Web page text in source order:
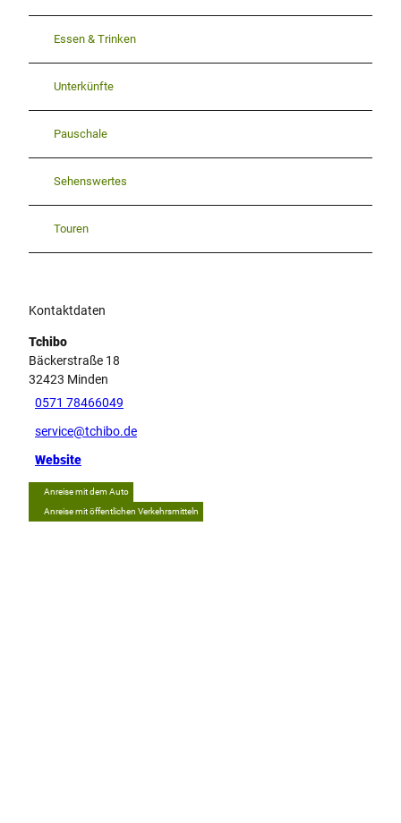
Essen & Trinken
Unterkünfte
Pauschale
Sehenswertes
Touren
Kontaktdaten
Tchibo
Bäckerstraße 18
32423 Minden
0571 78466049
service@tchibo.de
Website
Anreise mit dem Auto
Anreise mit öffentlichen Verkehrsmitteln